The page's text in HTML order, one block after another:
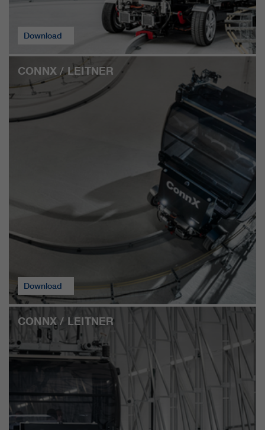
Download
CONNX / LEITNER
Download
CONNX / LEITNER